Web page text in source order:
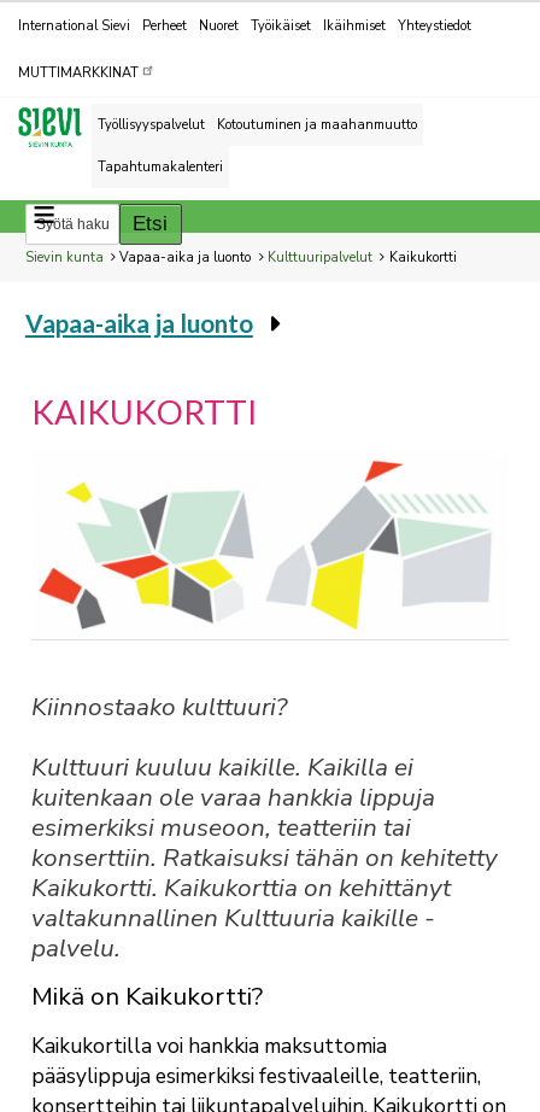
Kohderyhmät
International Sievi Perheet Nuoret Työikäiset Ikäihmiset Yhteystiedot
MUTTIMARKKINAT
Työllisyyspalvelut Kotoutuminen ja maahanmuutto
Tapahtumakalenteri
Breadcrumbs
You
here:
Sievin kunta Vapaa-aika ja luonto Kulttuuripalvelut Kaikukortti
You
Vapaa-aika ja luonto
KAIKUKORTTI
Kiinnostaako kulttuuri?
Kulttuuri kuuluu kaikille. Kaikilla ei
kuitenkaan ole varaa hankkia lippuja
esimerkiksi museoon, teatteriin tai
konserttiin. Ratkaisuksi tähän on kehitetty
Kaikukortti. Kaikukorttia on kehittänyt
valtakunnallinen Kulttuuria kaikille -
palvelu.
Mikä on Kaikukortti?
Kaikukortilla voi hankkia maksuttomia
pääsylippuja esimerkiksi festivaaleille, teatteriin,